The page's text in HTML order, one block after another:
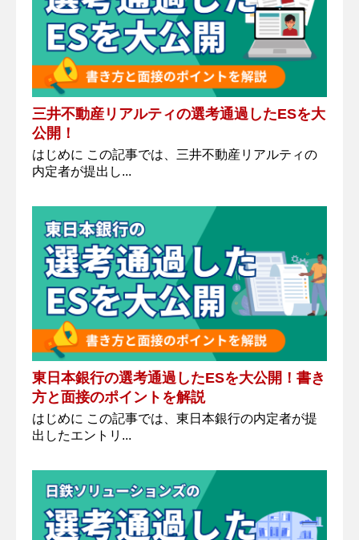
三井不動産リアルティの選考通過したESを大
公開！
はじめに この記事では、三井不動産リアルティの
内定者が提出し...
東日本銀行の選考通過したESを大公開！書き
方と面接のポイントを解説
はじめに この記事では、東日本銀行の内定者が提
出したエントリ...